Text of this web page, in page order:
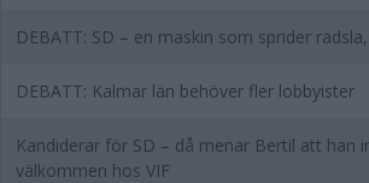
DEBATT: SD – en maskin som sprider
DEBATT: Kalmar län behöver fler lobbyister
Kandiderar för SD – då menar Bertil att han
välkommen hos VIF